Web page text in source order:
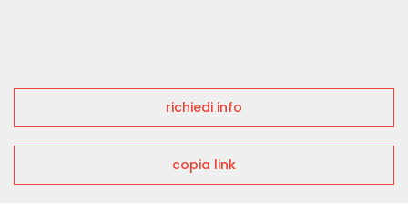
richiedi info
copia link